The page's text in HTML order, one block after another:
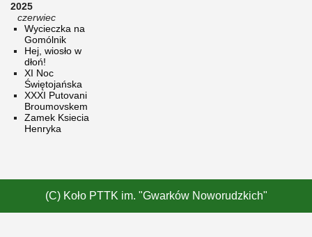
2025
czerwiec
Wycieczka na
Gomólnik
Hej, wiosło w
dłoń!
XI Noc
Świętojańska
XXXI Putovani
Broumovskem
Zamek Ksiecia
Henryka
(C) Koło PTTK im. "Gwarków Noworudzkich"